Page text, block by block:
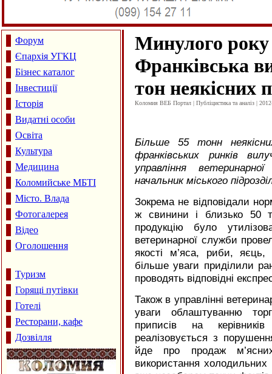
Форум
Єпархія УГКЦ
Бізнес каталог
Інвестиції
Історія
Видатні особи
Освіта
Культура
Медицина
Коломийське МБТІ
Місто. Влада
Фотогалерея
Відео
Оголошення
Туризм
Горящі путівки
Готелі
Ресторани, кафе
Дозвілля
Минулого року
Франківська
тон неякісних
Коломия ВЕБ Портал | Публіцистика та аналіз |
Більше 55 тонн
франківських ринків
управління
начальник міського
Зокрема не відповідали
ж свинини і близько 50
продукцію було
ветеринарної служби
якості м’яса, риби,
більше уваги приділили
проводять відповідні
Також в управлінні
уваги облаштуванню
приписів на
реалізовується з
йде про продаж
використання